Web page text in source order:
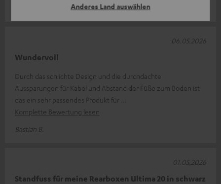
Anderes Land auswählen
Wundervoll
Durch das schlichte Design und die durchdachte
Aussparungen für Kabel und Abstand der Füße zum Boden ist
das ein sehr passendes Produkt für
Komplette Bewertung lesen
Bastian B.
06.05.2026
Standfuss für meine Rearboxen Ultima 20 in schwarz
01.05.2026